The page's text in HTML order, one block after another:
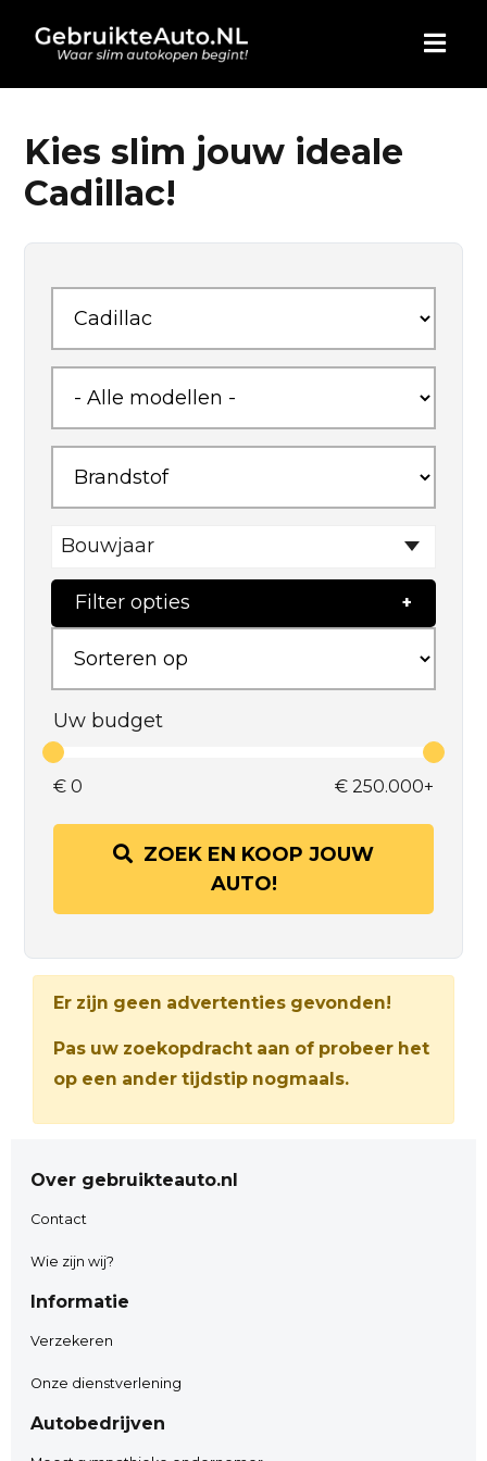
HOME
AUTO KOPEN
BLOG
WIE ZIJN WIJ
CONTACT
Kies slim jouw ideale
Cadillac!
Bouwjaar
Filter opties
Uw budget
€ 0 € 250.000+
ZOEK EN KOOP JOUW
AUTO!
Er zijn geen advertenties gevonden!
Pas uw zoekopdracht aan of probeer het
op een ander tijdstip nogmaals.
Over gebruikteauto.nl
Contact
Wie zijn wij?
Informatie
Verzekeren
Onze dienstverlening
Autobedrijven